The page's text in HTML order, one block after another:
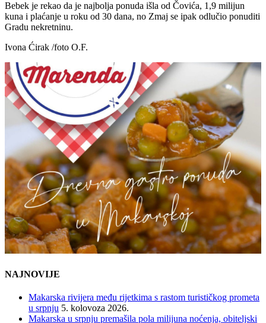
Bebek je rekao da je najbolja ponuda išla od Čovića, 1,9 milijun
kuna i plaćanje u roku od 30 dana, no Zmaj se ipak odlučio ponuditi
Gradu nekretninu.
Ivona Ćirak /foto O.F.
NAJNOVIJE
Makarska rivijera među rijetkima s rastom turističkog prometa
u srpnju 5. kolovoza 2026.
Makarska u srpnju premašila pola milijuna noćenja, obiteljski